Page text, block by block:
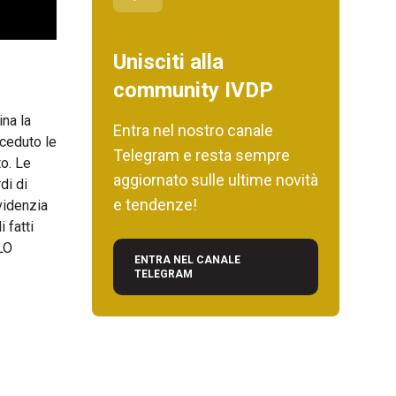
la
le
Le
di
fatti
Unisciti alla
community IVDP
Entra nel nostro canale
Telegram e resta sempre
aggiornato sulle ultime novità
e tendenze!
ENTRA NEL CANALE
TELEGRAM